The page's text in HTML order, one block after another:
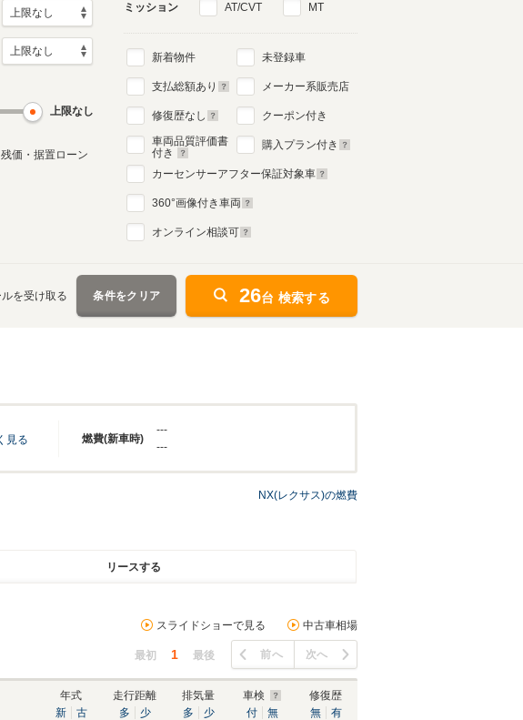
上限なし
残価・据置ローン
ミッション AT/CVT MT
新着物件
支払総額あり
修復歴なし
車両品質評価書
付き
未登録車
メーカー系販売店
クーポン付き
購入プラン付き
カーセンサーアフター保証対象車
360°画像付き車両
オンライン相談可
を受け取る 条件をクリア 26台 検索する
燃費(新車時)
見る
---
---
NX(レクサス)の燃費
リースする
スライドショーで見る 中古車相場
最初 1 最後 前へ 次へ
年式
新
古
走行距離
多
少
排気量
多
少
車検
付
無
修復歴
無
有